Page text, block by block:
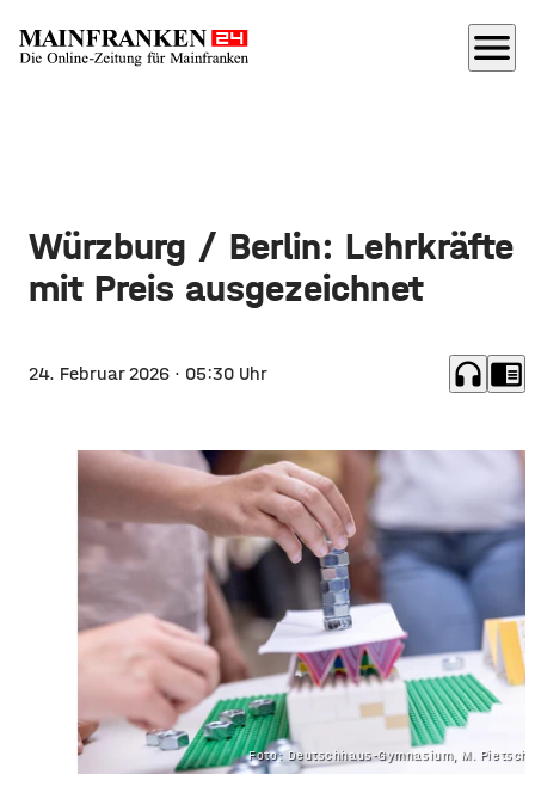
menu
Würzburg / Berlin: Lehrkräfte
mit Preis ausgezeichnet
24. Februar 2026 · 05:30 Uhr headphones chrome_reader_mode
Foto: Deutschhaus-Gymnasium, M.